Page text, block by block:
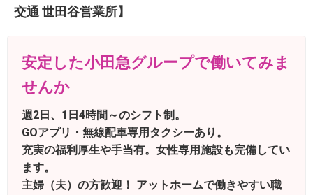
交通 世田谷営業所】
安定した小田急グループで働いてみま
せんか
週2日、1日4時間～のシフト制。
GOアプリ・無線配車専用タクシーあり。
充実の福利厚生や手当有。女性専用施設も完備してい
ます。
主婦（夫）の方歓迎！ アットホームで働きやすい職